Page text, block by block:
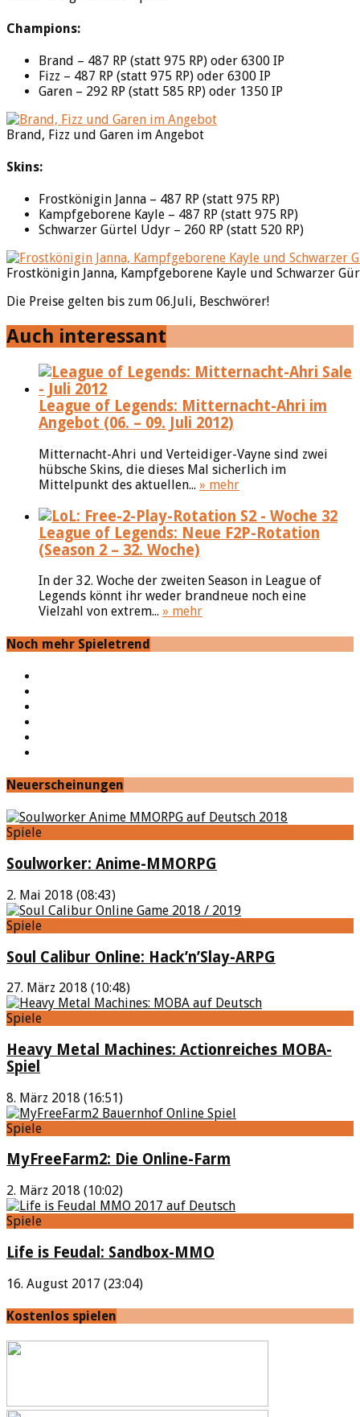
Champions:
Brand – 487 RP (statt 975 RP) oder 6300 IP
Fizz – 487 RP (statt 975 RP) oder 6300 IP
Garen – 292 RP (statt 585 RP) oder 1350 IP
Brand, Fizz und Garen im Angebot
Skins:
Frostkönigin Janna – 487 RP (statt 975 RP)
Kampfgeborene Kayle – 487 RP (statt 975 RP)
Schwarzer Gürtel Udyr – 260 RP (statt 520 RP)
Frostkönigin Janna, Kampfgeborene Kayle und Schwarzer
Die Preise gelten bis zum 06.Juli, Beschwörer!
Auch interessant
League of Legends: Mitternacht-Ahri im
Angebot (06. – 09. Juli 2012)
Mitternacht-Ahri und Verteidiger-Vayne sind zwei
hübsche Skins, die dieses Mal sicherlich im
Mittelpunkt des aktuellen... » mehr
League of Legends: Neue F2P-Rotation
(Season 2 – 32. Woche)
In der 32. Woche der zweiten Season in League of
Legends könnt ihr weder brandneue noch eine
Vielzahl von extrem... » mehr
Noch mehr Spieletrend
Neuerscheinungen
Spiele
Soulworker: Anime-MMORPG
2. Mai 2018 (08:43)
Spiele
Soul Calibur Online: Hack’n’Slay-ARPG
27. März 2018 (10:48)
Spiele
Heavy Metal Machines: Actionreiches MOBA-
Spiel
8. März 2018 (16:51)
Spiele
MyFreeFarm2: Die Online-Farm
2. März 2018 (10:02)
Spiele
Life is Feudal: Sandbox-MMO
16. August 2017 (23:04)
Kostenlos spielen